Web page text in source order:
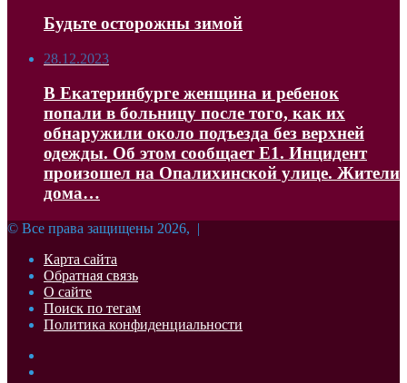
Будьте осторожны зимой
28.12.2023
В Екатеринбурге женщина и ребенок
попали в больницу после того, как их
обнаружили около подъезда без верхней
одежды. Об этом сообщает Е1. Инцидент
произошел на Опалихинской улице. Жители
дома…
© Все права защищены 2026, |
Карта сайта
Обратная связь
О сайте
Поиск по тегам
Политика конфиденциальности